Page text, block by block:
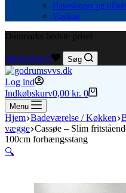
Haveslanger og
Værktøj
Danmarks bedste priser
Ønskeliste 0 Søg
Log ind
Indkøbskurv0,00 kr. 0
Menu
Hjem Badeværelse / Køkken
vægge Cassøe – Slim
100cm forhængsstang
🔍